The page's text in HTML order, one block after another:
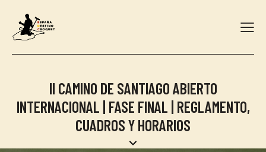
II CAMINO DE SANTIAGO ABIERTO
INTERNACIONAL | FASE FINAL | REGLAMENTO,
CUADROS Y HORARIOS